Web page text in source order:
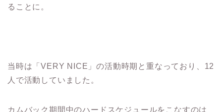
ることに。
当時は「VERY NICE」の活動時期と重なっており、12
人で活動していました。
カムバック期間中のハードスケジュールをこなすのは